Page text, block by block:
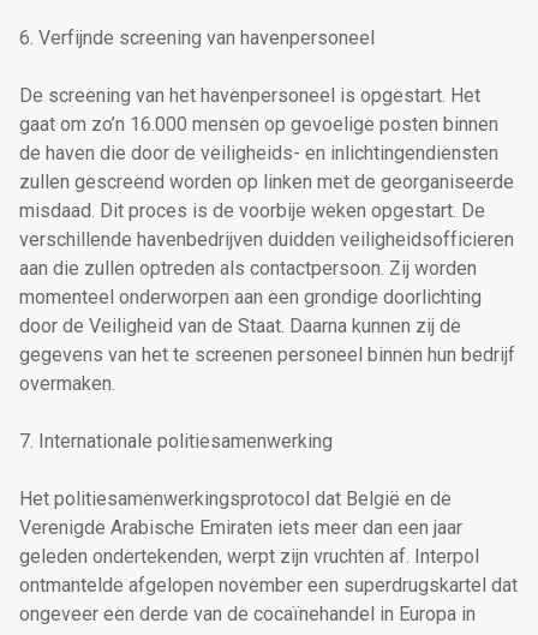
6. Verfijnde screening van havenpersoneel
De screening van het havenpersoneel is opgestart. Het
gaat om zo’n 16.000 mensen op gevoelige posten binnen
de haven die door de veiligheids- en inlichtingendiensten
zullen gescreend worden op linken met de georganiseerde
misdaad. Dit proces is de voorbije weken opgestart. De
verschillende havenbedrijven duidden veiligheidsofficieren
aan die zullen optreden als contactpersoon. Zij worden
momenteel onderworpen aan een grondige doorlichting
door de Veiligheid van de Staat. Daarna kunnen zij de
gegevens van het te screenen personeel binnen hun bedrijf
overmaken.
7. Internationale politiesamenwerking
Het politiesamenwerkingsprotocol dat België en de
Verenigde Arabische Emiraten iets meer dan een jaar
geleden ondertekenden, werpt zijn vruchten af. Interpol
ontmantelde afgelopen november een superdrugskartel dat
ongeveer een derde van de cocaïnehandel in Europa in